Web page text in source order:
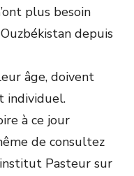
plus besoin
depuis
âge, doivent
individuel.
à ce jour
de consultez
Pasteur sur